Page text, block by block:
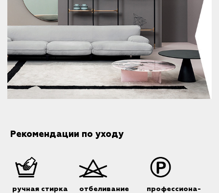
Рекомендации по уходу
ручная стирка
отбеливание
профессиона-